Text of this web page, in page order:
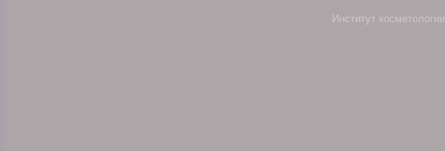
Институт косметологии